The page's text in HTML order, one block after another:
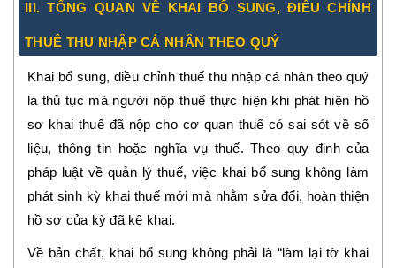
III. TỔNG QUAN VỀ KHAI BỔ SUNG, ĐIỀU CHỈNH
THUẾ THU NHẬP CÁ NHÂN THEO QUÝ
Khai bổ sung, điều chỉnh thuế thu nhập cá nhân theo quý
là thủ tục mà người nộp thuế thực hiện khi phát hiện hồ
sơ khai thuế đã nộp cho cơ quan thuế có sai sót về số
liệu, thông tin hoặc nghĩa vụ thuế. Theo quy định của
pháp luật về quản lý thuế, việc khai bổ sung không làm
phát sinh kỳ khai thuế mới mà nhằm sửa đổi, hoàn thiện
hồ sơ của kỳ đã kê khai.
Về bản chất, khai bổ sung không phải là “làm lại tờ khai